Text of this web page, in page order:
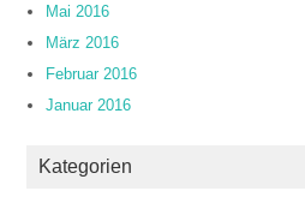
Mai 2016
März 2016
Februar 2016
Januar 2016
Kategorien